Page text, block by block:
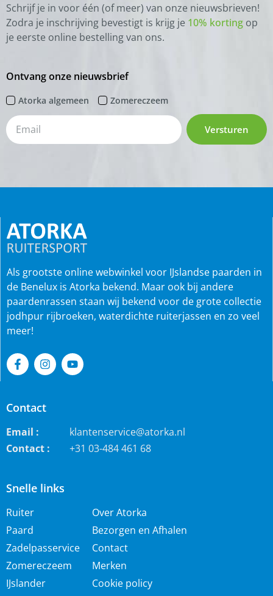
Schrijf je in voor één (of meer) van onze nieuwsbrieven!
Zodra je inschrijving bevestigt is krijg je 10% korting op
je eerste online bestelling van ons.
Ontvang onze nieuwsbrief
Atorka algemeen Zomereczeem
Versturen
Snelle links
Ruiter
Paard
Zadelpasservice
Zomereczeem
IJslander
Over Atorka
Bezorgen en Afhalen
Contact
Merken
Cookie policy
Als grootste online webwinkel voor IJslandse paarden in
de Benelux is Atorka bekend. Maar ook bij andere
paardenrassen staan wij bekend voor de grote collectie
jodhpur rijbroeken, waterdichte ruiterjassen en zo veel
meer!
Contact
Email :
klantenservice@atorka.nl
Contact :
+31 03-484 461 68